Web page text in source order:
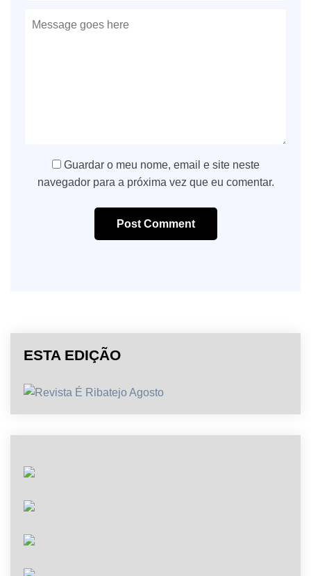
Guardar o meu nome, email e site neste
navegador para a próxima vez que eu comentar.
Post Comment
ESTA EDIÇÃO